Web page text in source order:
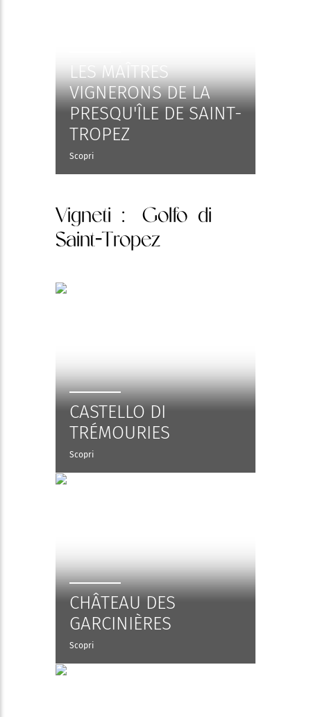
LES MAÎTRES
VIGNERONS DE LA
PRESQU'ÎLE DE SAINT-
TROPEZ
Scopri
Vigneti : Golfo di
Saint-Tropez
CASTELLO DI
TRÉMOURIES
Scopri
CHÂTEAU DES
GARCINIÈRES
Scopri